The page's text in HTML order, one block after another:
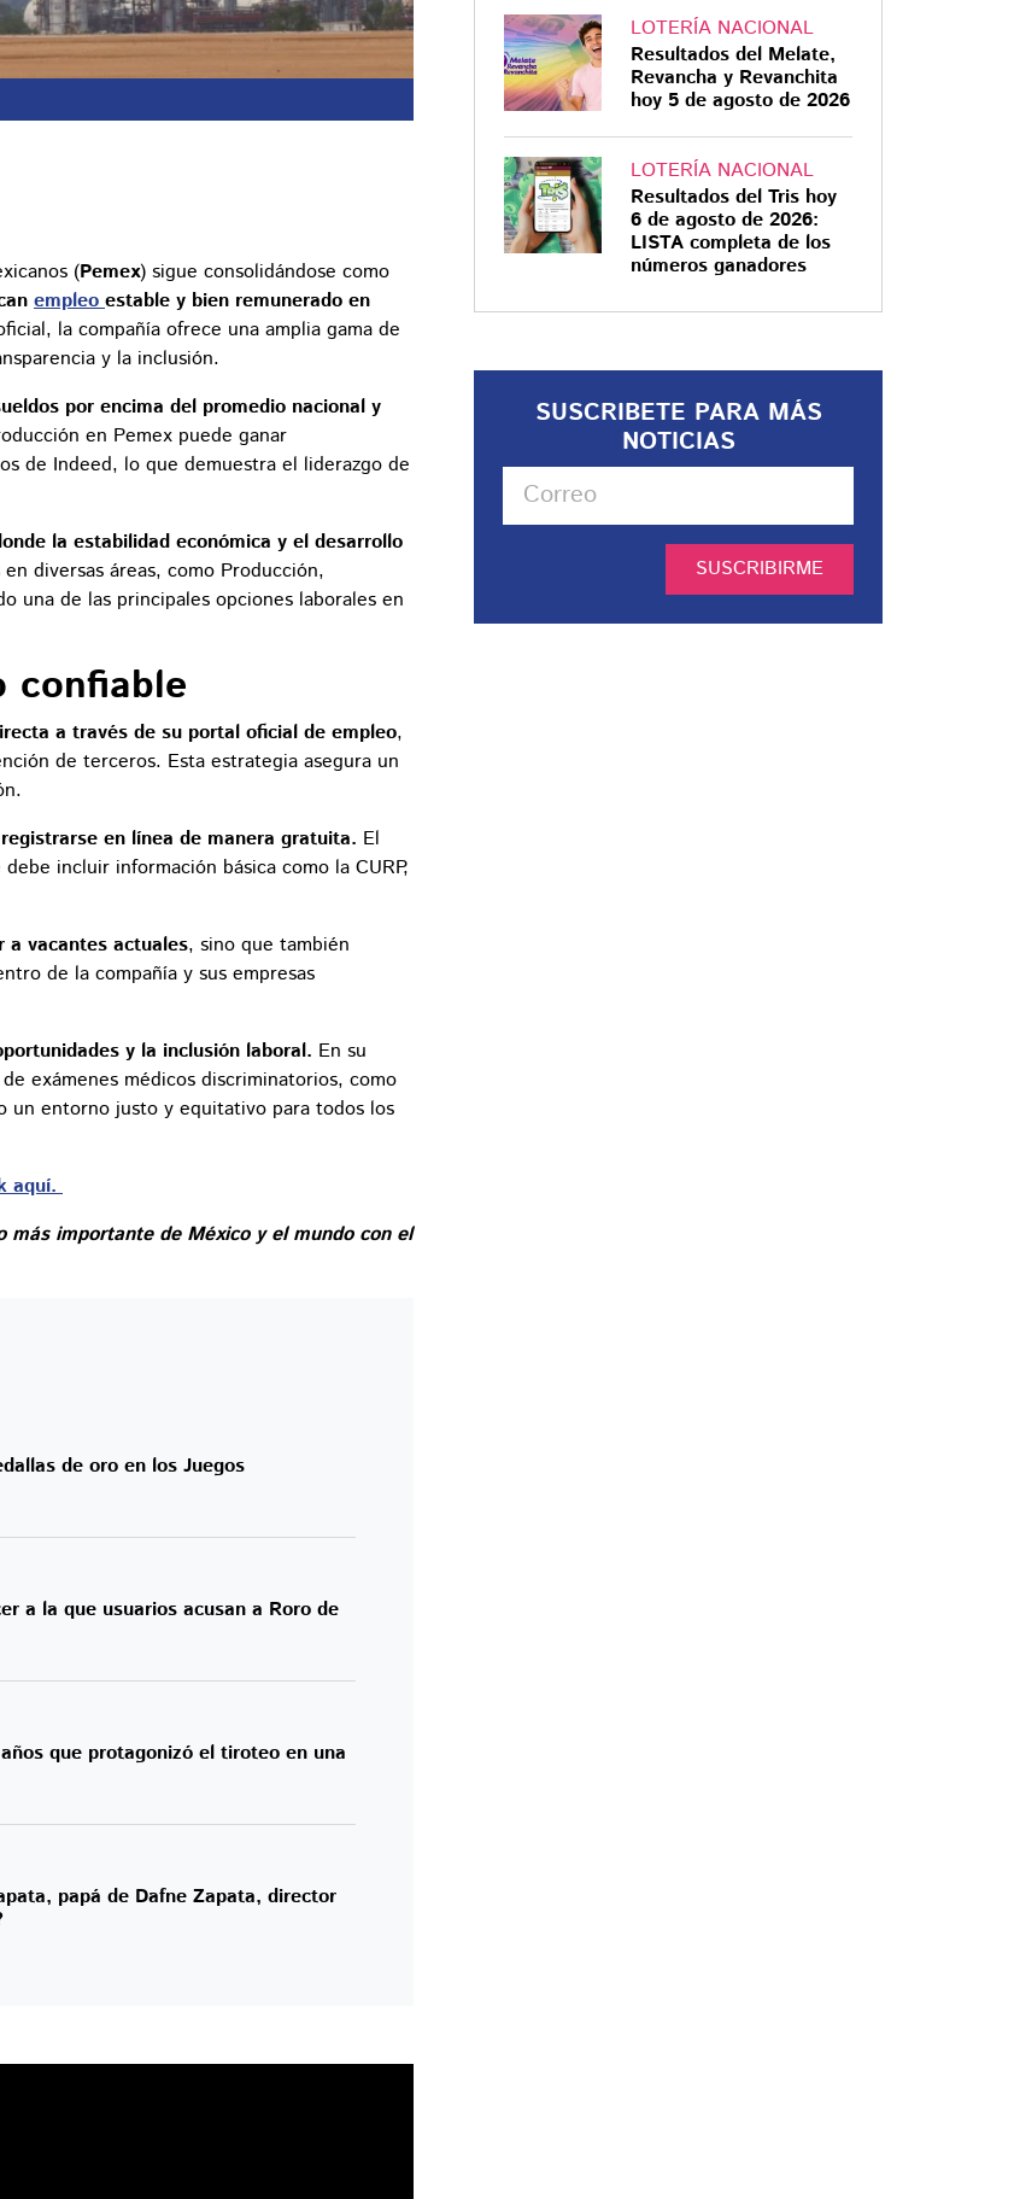
(Pemex) sigue consolidándose como
empleoestable y bien remunerado en
la compañía ofrece una amplia gama de
y la inclusión.
por encima del promedio nacional y
en Pemex puede ganar
de Indeed, lo que demuestra el liderazgo de
la estabilidad económica y el desarrollo
diversas áreas, como Producción,
una de las principales opciones laborales en
confiable
a través de su portal oficial de empleo,
de terceros. Esta estrategia asegura un
en línea de manera gratuita. El
incluir información básica como la CURP,
a vacantes actuales, sino que también
de la compañía y sus empresas
y la inclusión laboral. En su
exámenes médicos discriminatorios, como
un entorno justo y equitativo para todos los
aquí.
importante de México y el mundo con el
de oro en los Juegos
a la que usuarios acusan a Roro de
que protagonizó el tiroteo en una
papá de Dafne Zapata, director
LOTERÍA NACIONAL
Resultados del Melate,
Revancha y Revanchita
hoy 5 de agosto de 2026
LOTERÍA NACIONAL
Resultados del Tris hoy
6 de agosto de 2026:
LISTA completa de los
números ganadores
SUSCRIBETE PARA MÁS
NOTICIAS
SUSCRIBIRME